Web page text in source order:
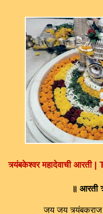
त्र्यंबकेश्वर महादेवाची
॥ आरती
जय जय त्र्यंबकराज